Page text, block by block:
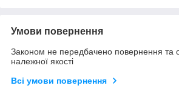
Умови повернення
Законом не передбачено повернення та
належної якості
Всі умови повернення